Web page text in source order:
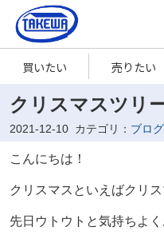
買いたい 売りたい
クリスマスツリ
2021-12-10 カテゴリ： ブログ
こんにちは！
クリスマスといえばクリス
先日ウトウトと気持ちよ